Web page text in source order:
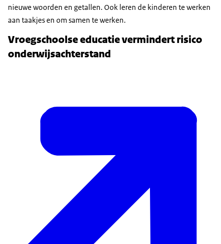
nieuwe woorden en getallen. Ook leren de kinderen te werken
aan taakjes en om samen te werken.
Vroegschoolse educatie vermindert risico
onderwijsachterstand